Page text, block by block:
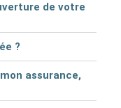
de votre
?
assurance,